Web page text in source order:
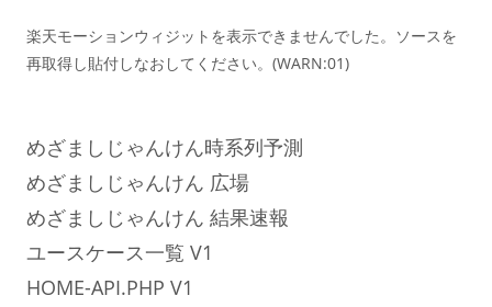
楽天モーションウィジットを表示できませんでした。ソースを
再取得し貼付しなおしてください。(WARN:01)
めざましじゃんけん時系列予測
めざましじゃんけん 広場
めざましじゃんけん 結果速報
ユースケース一覧 V1
HOME-API.PHP V1